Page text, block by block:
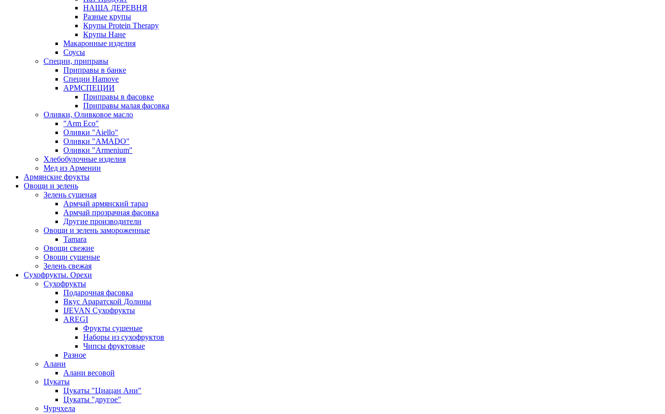
НАША ДЕРЕВНЯ
Разные крупы
Крупы Protein Therapy
Крупы Нане
Макаронные изделия
Соусы
Специи, приправы
Приправы в банке
Специи Hamove
АРМСПЕЦИИ
Приправы в фасовке
Приправы малая фасовка
Оливки, Оливковое масло
"Arm Eco"
Оливки "Aiello"
Оливки "AMADO"
Оливки "Armenium"
Хлебобулочные изделия
Мед из Армении
Армянские фрукты
Овощи и зелень
Зелень сушеная
Армчай армянский тараз
Армчай прозрачная фасовка
Другие производители
Овощи и зелень замороженные
Tamara
Овощи свежие
Овощи сушеные
Зелень свежая
Сухофрукты. Орехи
Сухофрукты
Подарочная фасовка
Вкус Араратской Долины
IJEVAN Сухофрукты
AREGI
Фрукты сушеные
Наборы из сухофруктов
Чипсы фруктовые
Разное
Алани
Алани весовой
Цукаты
Цукаты "Циацан Ани"
Цукаты "другое"
Чурчхела